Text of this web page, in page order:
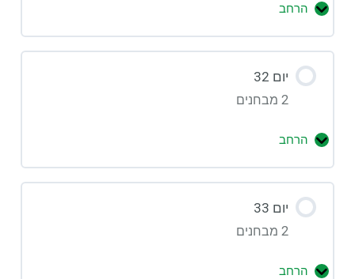
הרחב
יום 32
2 מבחנים
הרחב
יום 33
2 מבחנים
הרחב